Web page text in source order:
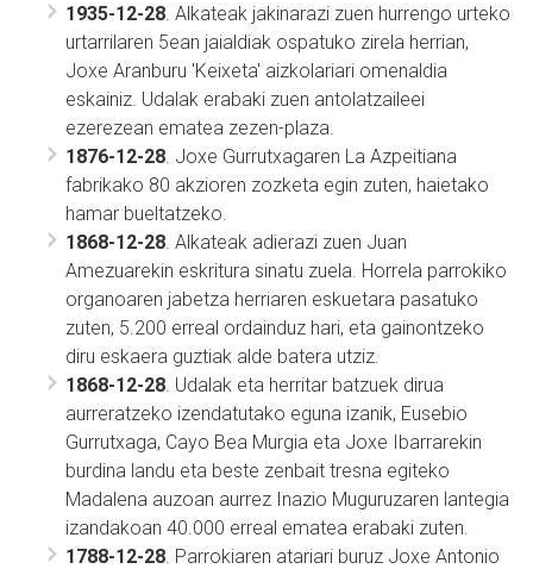
1935-12-28 . Alkateak jakinarazi zuen hurrengo urteko
urtarrilaren 5ean jaialdiak ospatuko zirela herrian,
Joxe Aranburu 'Keixeta' aizkolariari omenaldia
eskainiz. Udalak erabaki zuen antolatzaileei
ezerezean ematea zezen-plaza.
1876-12-28 . Joxe Gurrutxagaren La Azpeitiana
fabrikako 80 akzioren zozketa egin zuten, haietako
hamar bueltatzeko.
1868-12-28 . Alkateak adierazi zuen Juan
Amezuarekin eskritura sinatu zuela. Horrela parrokiko
organoaren jabetza herriaren eskuetara pasatuko
zuten, 5.200 erreal ordainduz hari, eta gainontzeko
diru eskaera guztiak alde batera utziz.
1868-12-28 . Udalak eta herritar batzuek dirua
aurreratzeko izendatutako eguna izanik, Eusebio
Gurrutxaga, Cayo Bea Murgia eta Joxe Ibarrarekin
burdina landu eta beste zenbait tresna egiteko
Madalena auzoan aurrez Inazio Muguruzaren lantegia
izandakoan 40.000 erreal ematea erabaki zuten.
1788-12-28 . Parrokiaren atariari buruz Joxe Antonio